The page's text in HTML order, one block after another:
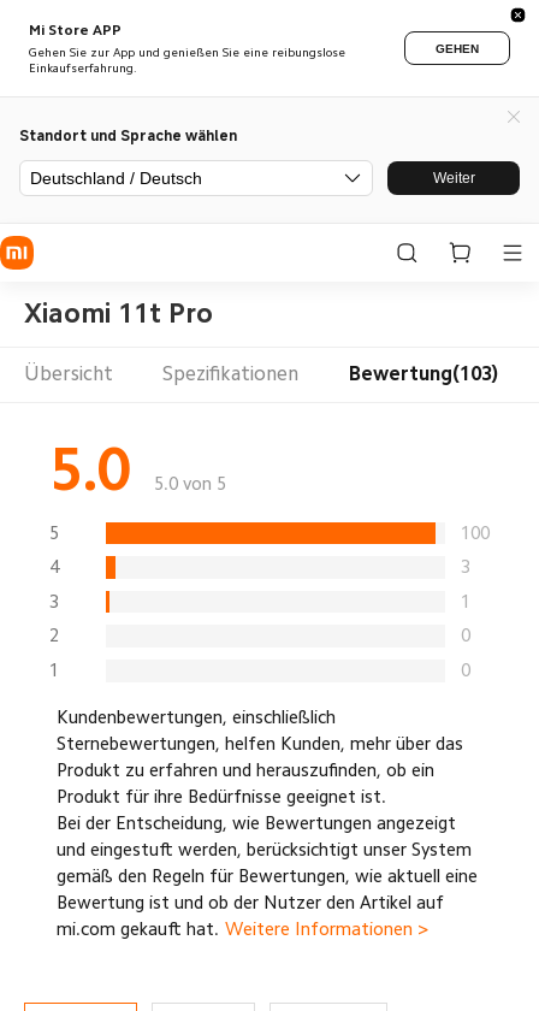
Mi Store APP
Gehen Sie zur App und genießen Sie eine reibungslose
Einkaufserfahrung.
GEHEN
Standort und Sprache wählen
Deutschland / Deutsch Weiter
Xiaomi 11t Pro
Übersicht Spezifikationen Bewertung(103)
5.0 5.0 von 5
5
100
4
3
3
1
2
0
1
0
Kundenbewertungen, einschließlich
Sternebewertungen, helfen Kunden, mehr über das
Produkt zu erfahren und herauszufinden, ob ein
Produkt für ihre Bedürfnisse geeignet ist.
Bei der Entscheidung, wie Bewertungen angezeigt
und eingestuft werden, berücksichtigt unser System
gemäß den Regeln für Bewertungen, wie aktuell eine
Bewertung ist und ob der Nutzer den Artikel auf
mi.com gekauft hat. Weitere Informationen >